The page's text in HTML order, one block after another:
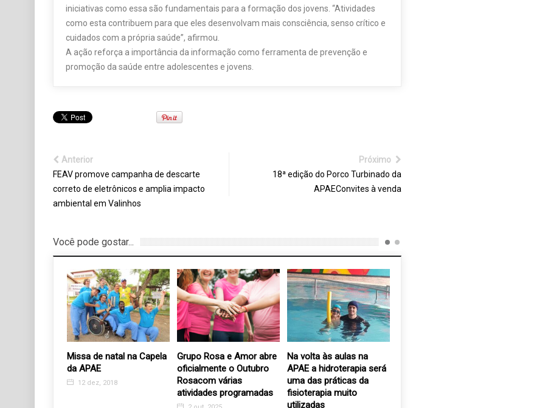
iniciativas como essa são fundamentais para a formação dos jovens. “Atividades
como esta contribuem para que eles desenvolvam mais consciência, senso crítico e
cuidados com a própria saúde”, afirmou.
A ação reforça a importância da informação como ferramenta de prevenção e
promoção da saúde entre adolescentes e jovens.
Anterior
FEAV promove campanha de descarte
correto de eletrônicos e amplia impacto
ambiental em Valinhos
Próximo
18ª edição do Porco Turbinado da
APAEConvites à venda
Você pode gostar...
Missa de natal na Capela
da APAE
12 dez, 2018
Grupo Rosa e Amor abre
oficialmente o Outubro
Rosacom várias
atividades programadas
Na volta às aulas na
APAE a hidroterapia será
uma das práticas da
fisioterapia muito
utilizadas